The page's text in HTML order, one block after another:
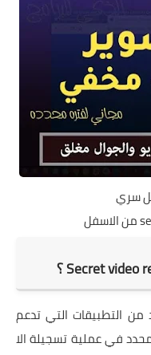
سري
من التطبيقات التي تدعم
في عملية تسجيلة الا